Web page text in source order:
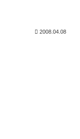
2008.04.08